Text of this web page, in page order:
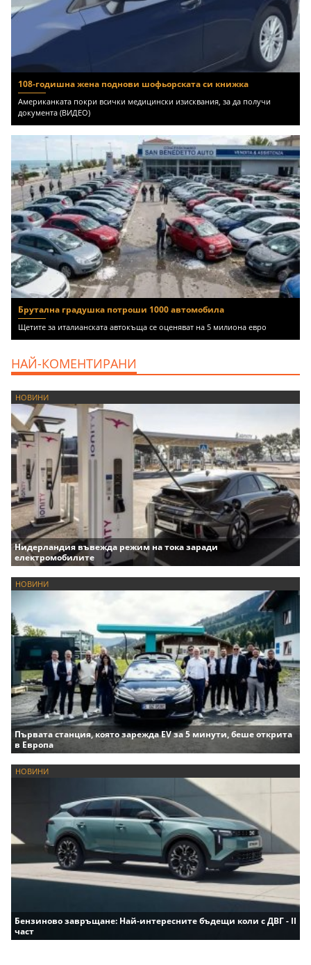
108-годишна жена поднови шофьорската си книжка
Американката покри всички медицински изисквания, за да получи
документа (ВИДЕО)
Брутална градушка потроши 1000 автомобила
Щетите за италианската автокъща се оценяват на 5 милиона евро
НАЙ-КОМЕНТИРАНИ
НОВИНИ
Нидерландия въвежда режим на тока заради
електромобилите
НОВИНИ
Първата станция, която зарежда EV за 5 минути, беше открита
в Европа
НОВИНИ
Бензиново завръщане: Най-интересните бъдещи коли с ДВГ - II
част